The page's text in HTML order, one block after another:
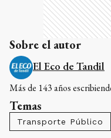
Sobre el autor
El Eco de Tandil
Más de 143 años
Temas
Transporte Público